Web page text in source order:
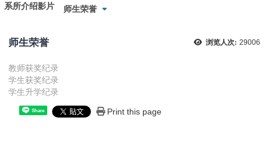
系所介绍影片 师生荣誉
浏览人次: 29006
师生荣誉
教师获奖纪录
学生获奖纪录
学生升学纪录
Share Print this page